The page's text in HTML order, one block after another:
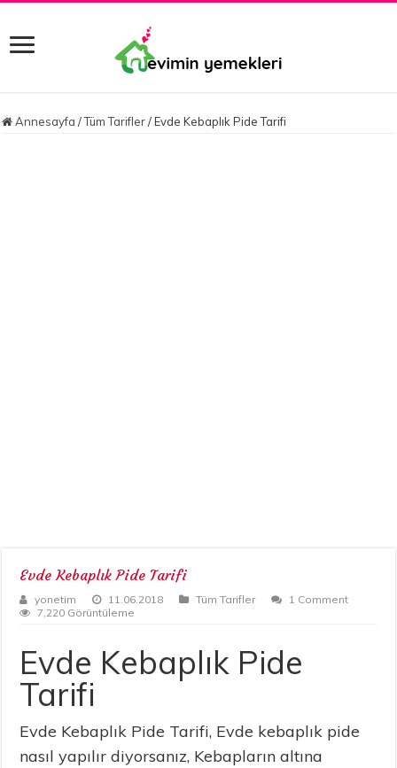
Annesayfa / Tüm Tarifler / Evde Kebaplık Pide Tarifi
Evde Kebaplık Pide Tarifi
yonetim 11.06.2018 Tüm Tarifler
1 Comment
7,220 Görüntüleme
Evde Kebaplık Pide
Tarifi
Evde Kebaplık Pide Tarifi, Evde kebaplık pide
nasıl yapılır diyorsanız, Kebapların altına